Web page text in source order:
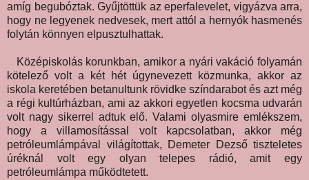
amíg begubóztak. Gyűjtöttük az eperfalevelet, vigyázva arra,
hogy ne legyenek nedvesek, mert attól a hernyók hasmenés
folytán könnyen elpusztulhattak.
Középiskolás korunkban, amikor a nyári vakáció folyamán
kötelező volt a két hét úgynevezett közmunka, akkor az
iskola keretében betanultunk rövidke színdarabot és azt még
a régi kultúrházban, ami az akkori egyetlen kocsma udvarán
volt nagy sikerrel adtuk elő. Valami olyasmire emlékszem,
hogy a villamosítással volt kapcsolatban, akkor még
petróleumlámpával világítottak, Demeter Dezső tiszteletes
úréknál volt egy olyan telepes rádió, amit egy
petróleumlámpa működtetett.